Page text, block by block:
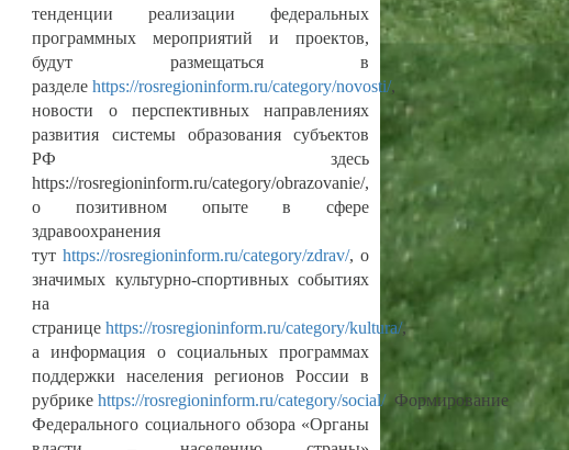
тенденции реализации федеральных
программных мероприятий и проектов,
будут размещаться в
разделеhttps://rosregioninform.ru/category/novosti/,
новости о перспективных направлениях
развития системы образования субъектов
РФ здесь
https://rosregioninform.ru/category/obrazovanie/,
о позитивном опыте в сфере
здравоохранения
тутhttps://rosregioninform.ru/category/zdrav/, о
значимых культурно-спортивных событиях
на
страницеhttps://rosregioninform.ru/category/kultura/,
а информация о социальных программах
поддержки населения регионов России в
рубрикеhttps://rosregioninform.ru/category/social/Формирование
Федерального социального обзора «Органы